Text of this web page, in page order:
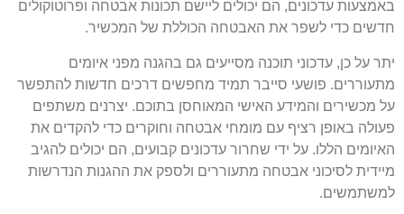
באמצעות עדכונים, הם יכולים ליישם תכונות אבטחה ופרוטוקולים
חדשים כדי לשפר את האבטחה הכוללת של המכשיר.
יתר על כן, עדכוני תוכנה מסייעים גם בהגנה מפני איומים
מתעוררים. פושעי סייבר תמיד מחפשים דרכים חדשות להתפשר
על מכשירים והמידע האישי המאוחסן בתוכם. יצרנים משתפים
פעולה באופן רציף עם מומחי אבטחה וחוקרים כדי להקדים את
האיומים הללו. על ידי שחרור עדכונים קבועים, הם יכולים להגיב
מיידית לסיכוני אבטחה מתעוררים ולספק את ההגנות הנדרשות
למשתמשים.